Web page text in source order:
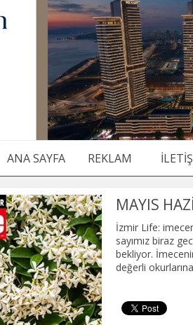
ANA SAYFA REKLAM
MAYIS
İzmir Life:
sayımız biraz
bekliyor.